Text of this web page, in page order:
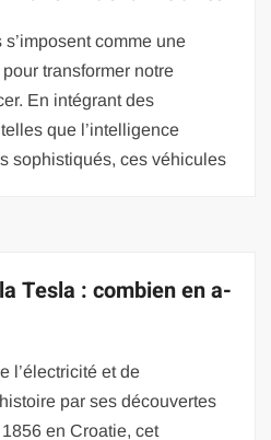
comme une
transformer notre
En intégrant des
que l’intelligence
sophistiqués, ces véhicules
Tesla : combien en a-
l’électricité et de
par ses découvertes
en Croatie, cet